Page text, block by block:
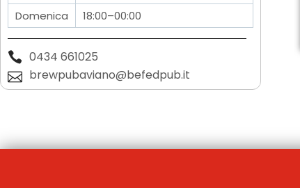
Domenica
18:00–00:00
0434 661025
brewpubaviano@befedpub.it